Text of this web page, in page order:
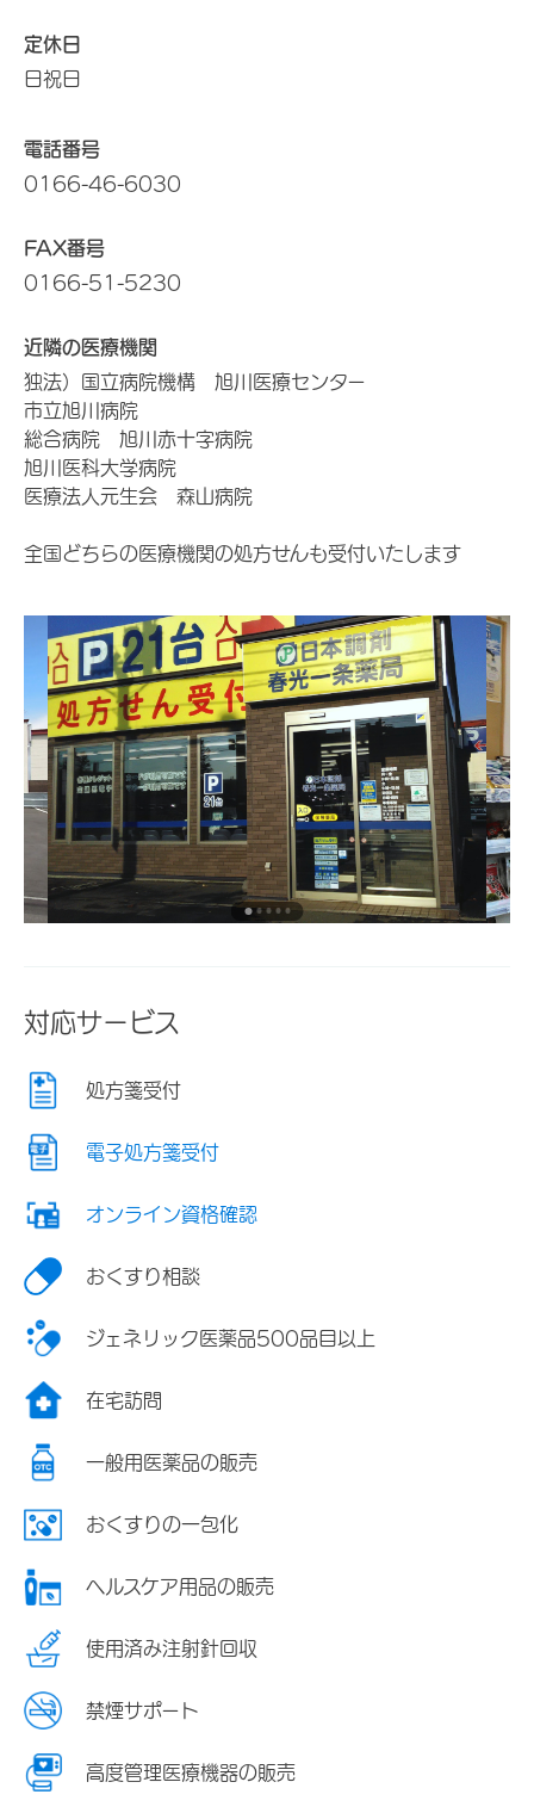
定休日
日祝日
電話番号
0166-46-6030
FAX番号
0166-51-5230
近隣の医療機関
独法）国立病院機構 旭川医療センター
市立旭川病院
総合病院 旭川赤十字病院
旭川医科大学病院
医療法人元生会 森山病院
全国どちらの医療機関の処方せんも受付いたします
対応サービス
処方箋受付
電子処方箋受付
オンライン資格確認
おくすり相談
ジェネリック医薬品500品目以上
在宅訪問
一般用医薬品の販売
おくすりの一包化
ヘルスケア用品の販売
使用済み注射針回収
禁煙サポート
高度管理医療機器の販売